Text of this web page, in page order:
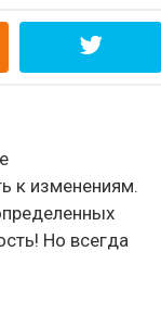
к изменениям.
Но всегда